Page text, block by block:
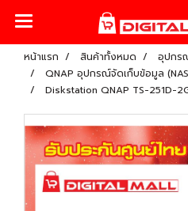
หน้าแรก สินค้าทั้งหมด
อุปกร
QNAP อุปกรณ์จัดเก็บข้อมูล
Diskstation QNAP TS-251D-